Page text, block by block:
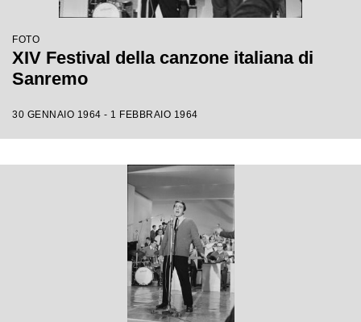
FOTO
XIV Festival della canzone italiana di
Sanremo
30 GENNAIO 1964 - 1 FEBBRAIO 1964